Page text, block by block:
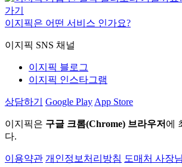
이지픽은 어떤 서비스 인가요?
이지픽 SNS 채널
이지픽 블로그
이지픽 인스타그램
상담하기 Google Play App Store
이지픽은 구글 크롬(Chrome) 브라우저 에
다.
이용약관 개인정보처리방침 도매처 사장님